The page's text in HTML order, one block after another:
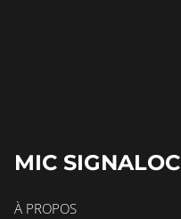
MIC SIGNALOC
À PROPOS